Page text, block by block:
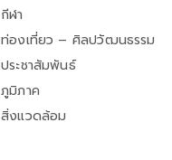
กีฬา
ท่องเที่ยว – ศิลปวัฒนธรรม
ประชาสัมพันธ์
ภูมิภาค
สิ่งแวดล้อม